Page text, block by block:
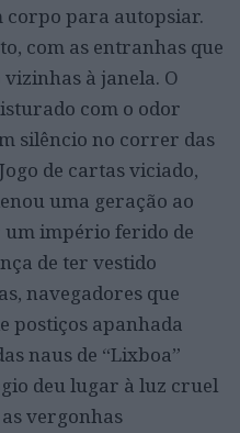
corpo para autopsiar.
com as entranhas que
à janela. O
com o odor
silêncio no correr das
de cartas viciado,
uma geração ao
império ferido de
de ter vestido
navegadores que
postiços apanhada
naus de “Lixboa”
deu lugar à luz cruel
vergonhas